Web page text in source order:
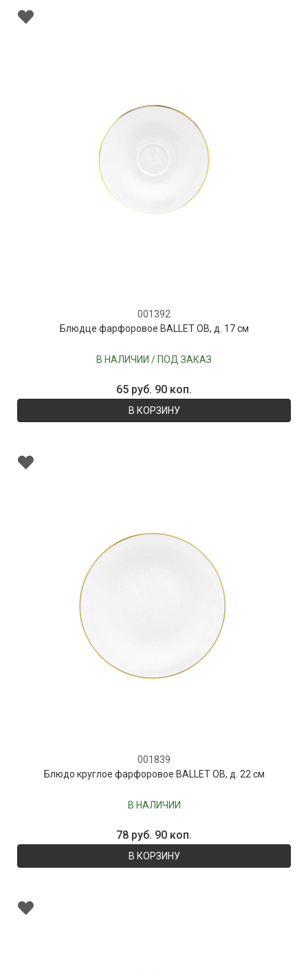
001392
Блюдце фарфоровое BALLET OB, д. 17 см
В НАЛИЧИИ / ПОД ЗАКАЗ
65 руб. 90 коп.
В КОРЗИНУ
001839
Блюдо круглое фарфоровое BALLET OB, д. 22 см
В НАЛИЧИИ
78 руб. 90 коп.
В КОРЗИНУ